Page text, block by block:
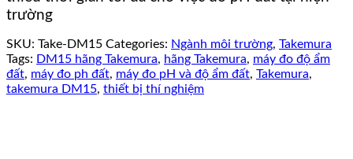
trường
SKU: Take-DM15 Categories: Ngành môi trường, Takemura
Tags: DM15 hãng Takemura, hãng Takemura, máy đo độ ẩm
đất, máy đo ph đất, máy đo pH và độ ẩm đất, Takemura,
takemura DM15, thiết bị thí nghiệm